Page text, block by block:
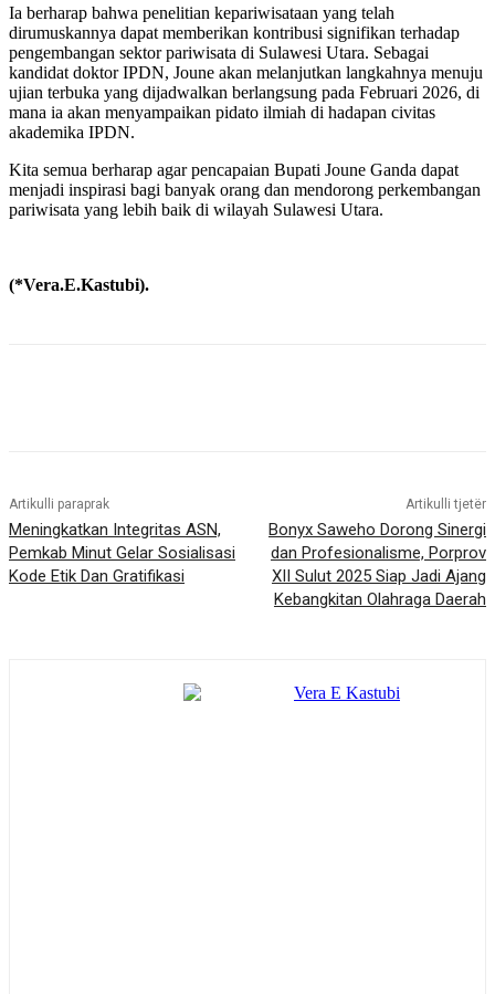
Ia berharap bahwa penelitian kepariwisataan yang telah
dirumuskannya dapat memberikan kontribusi signifikan terhadap
pengembangan sektor pariwisata di Sulawesi Utara. Sebagai
kandidat doktor IPDN, Joune akan melanjutkan langkahnya menuju
ujian terbuka yang dijadwalkan berlangsung pada Februari 2026, di
mana ia akan menyampaikan pidato ilmiah di hadapan civitas
akademika IPDN.
Kita semua berharap agar pencapaian Bupati Joune Ganda dapat
menjadi inspirasi bagi banyak orang dan mendorong perkembangan
pariwisata yang lebih baik di wilayah Sulawesi Utara.
(*Vera.E.Kastubi).
Artikulli paraprak
Meningkatkan Integritas ASN,
Pemkab Minut Gelar Sosialisasi
Kode Etik Dan Gratifikasi
Artikulli tjetër
Bonyx Saweho Dorong Sinergi
dan Profesionalisme, Porprov
XII Sulut 2025 Siap Jadi Ajang
Kebangkitan Olahraga Daerah